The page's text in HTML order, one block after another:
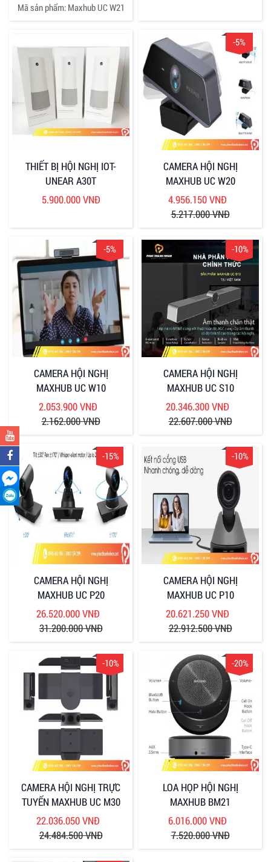
Mã sản phẩm: Maxhub UC W21
THIẾT BỊ HỘI NGHỊ IOT-
UNEAR A30T
5.900.000 VNĐ
-5%
CAMERA HỘI NGHỊ
MAXHUB UC W20
4.956.150 VNĐ
5.217.000 VNĐ
-5%
CAMERA HỘI NGHỊ
MAXHUB UC W10
2.053.900 VNĐ
2.162.000 VNĐ
-10%
CAMERA HỘI NGHỊ
MAXHUB UC S10
20.346.300 VNĐ
22.607.000 VNĐ
-15%
CAMERA HỘI NGHỊ
MAXHUB UC P20
26.520.000 VNĐ
31.200.000 VNĐ
-10%
CAMERA HỘI NGHỊ
MAXHUB UC P10
20.621.250 VNĐ
22.912.500 VNĐ
-10%
CAMERA HỘI NGHỊ TRỰC
TUYẾN MAXHUB UC M30
22.036.050 VNĐ
24.484.500 VNĐ
-20%
LOA HỌP HỘI NGHỊ
MAXHUB BM21
6.016.000 VNĐ
7.520.000 VNĐ